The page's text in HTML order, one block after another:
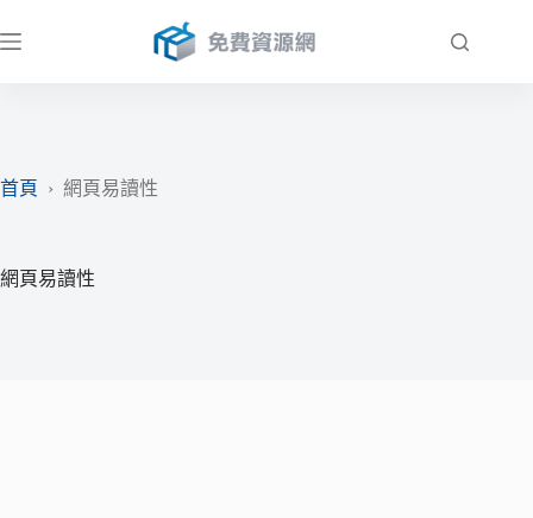
至
首頁
› 網頁易讀性
網頁易讀性